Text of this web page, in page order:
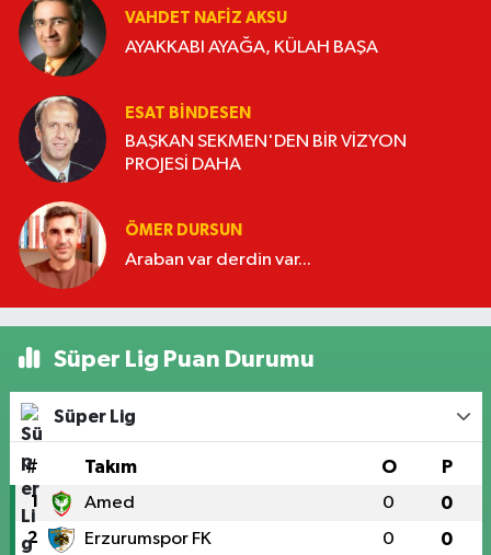
VAHDET NAFIZ AKSU
AYAKKABI AYAĞA, KÜLAH BAŞA
ESAT BİNDESEN
BAŞKAN SEKMEN'DEN BİR VİZYON
PROJESİ DAHA
ÖMER DURSUN
Araban var derdin var...
Süper Lig Puan Durumu
Süper Lig
# Takım O P
1 Amed 0 0
2 Erzurumspor FK 0 0